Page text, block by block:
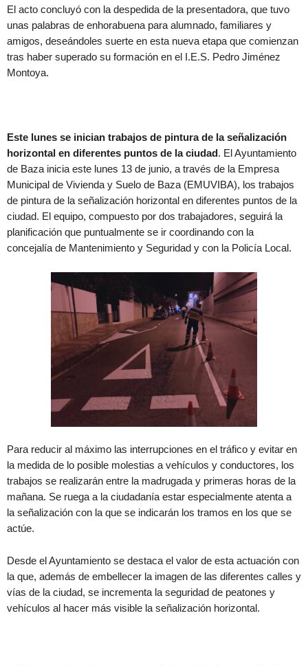
El acto concluyó con la despedida de la presentadora, que tuvo
unas palabras de enhorabuena para alumnado, familiares y
amigos, deseándoles suerte en esta nueva etapa que comienzan
tras haber superado su formación en el I.E.S. Pedro Jiménez
Montoya.
Este lunes se inician trabajos de pintura de la señalización
horizontal en diferentes puntos de la ciudad. El Ayuntamiento
de Baza inicia este lunes 13 de junio, a través de la Empresa
Municipal de Vivienda y Suelo de Baza (EMUVIBA), los trabajos
de pintura de la señalización horizontal en diferentes puntos de la
ciudad. El equipo, compuesto por dos trabajadores, seguirá la
planificación que puntualmente se ir coordinando con la
concejalía de Mantenimiento y Seguridad y con la Policía Local.
Para reducir al máximo las interrupciones en el tráfico y evitar en
la medida de lo posible molestias a vehículos y conductores, los
trabajos se realizarán entre la madrugada y primeras horas de la
mañana. Se ruega a la ciudadanía estar especialmente atenta a
la señalización con la que se indicarán los tramos en los que se
actúe.
Desde el Ayuntamiento se destaca el valor de esta actuación con
la que, además de embellecer la imagen de las diferentes calles y
vías de la ciudad, se incrementa la seguridad de peatones y
vehículos al hacer más visible la señalización horizontal.